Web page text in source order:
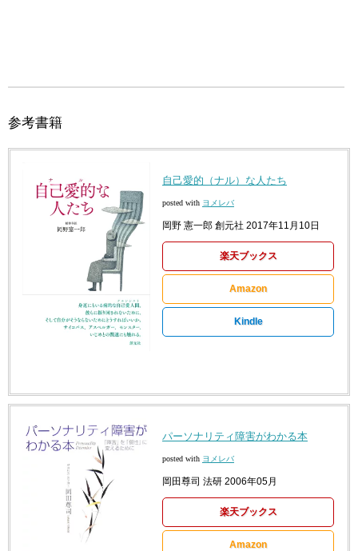
参考書籍
自己愛的（ナル）な人たち
posted with ヨメレバ
岡野 憲一郎 創元社 2017年11月10日
楽天ブックス
Amazon
Kindle
パーソナリティ障害がわかる本
posted with ヨメレバ
岡田尊司 法研 2006年05月
楽天ブックス
Amazon